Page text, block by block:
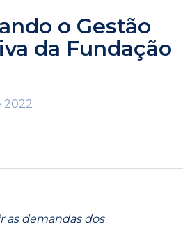
o Gestão
da Fundação
2022
as demandas dos